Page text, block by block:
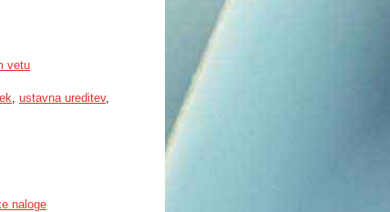
vetu
, ustavna ureditev,
naloge